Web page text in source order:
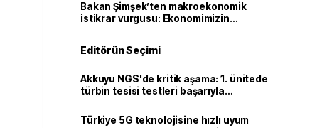
Bakan Şimşek’ten makroekonomik
istikrar vurgusu: Ekonomimizin
Editörün Seçimi
Akkuyu NGS'de kritik aşama: 1. ünitede
türbin tesisi testleri başarıyla
Türkiye 5G teknolojisine hızlı uyum